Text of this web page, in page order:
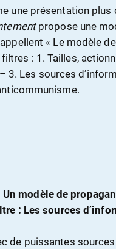
une présentation plus
propose une
« Le modèle
: 1. Tailles,
3. Les sources
modèle de
: Les sources
de puissantes